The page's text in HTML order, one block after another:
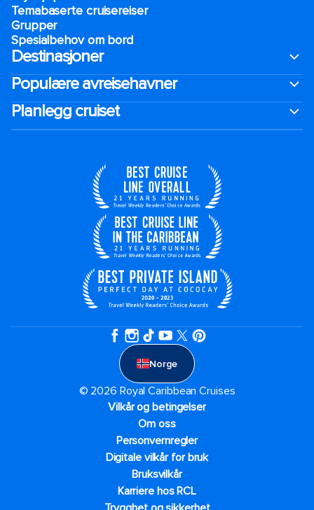
Temabaserte cruisereiser
Grupper
Spesialbehov om bord
Destinasjoner
Populære avreisehavner
Planlegg cruiset
Norge
© 2026 Royal Caribbean Cruises
Vilkår og betingelser
Om oss
Personvernregler
Digitale vilkår for bruk
Bruksvilkår
Karriere hos RCL